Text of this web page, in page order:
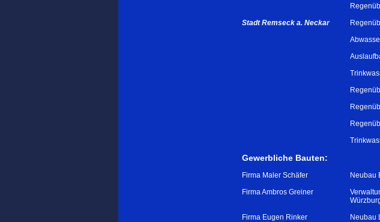
Stadt Remseck a. Neckar
Gewerbliche Bauten:
Firma Maler Schäfer
Firma Ambros Greiner
Firma Eugen Rinker
Neubau
Neubau